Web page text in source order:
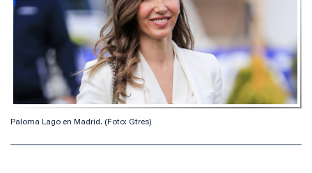
Paloma Lago en Madrid. (Foto: Gtres)